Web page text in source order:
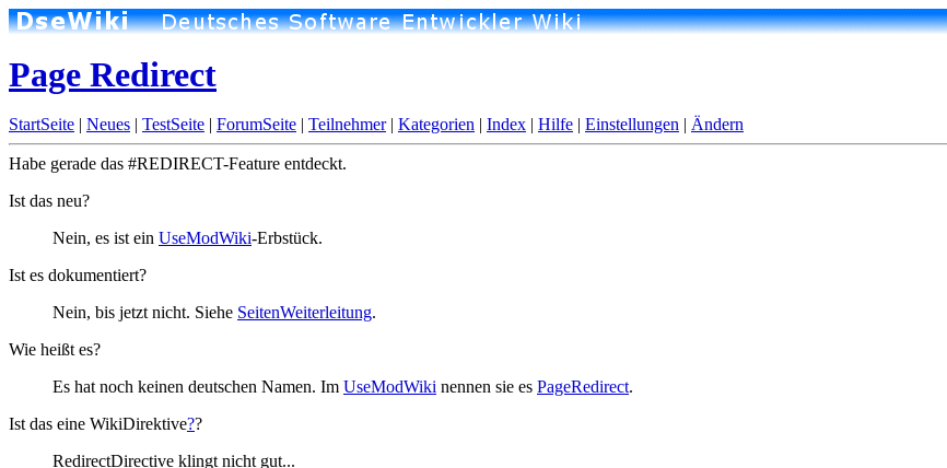
Page Redirect
StartSeite | Neues | TestSeite | ForumSeite | Teilnehmer| Kategorien | Index | Hilfe | Einstellungen | Ändern
Habe gerade das #REDIRECT-Feature entdeckt.
Ist das neu?
Nein, es ist ein UseModWiki-Erbstück.
Ist es dokumentiert?
Nein, bis jetzt nicht. Siehe SeitenWeiterleitung.
Wie heißt es?
Es hat noch keinen deutschen Namen. Im UseModWiki nennen sie es PageRedirect.
Ist das eine WikiDirektive??
RedirectDirective klingt nicht gut...